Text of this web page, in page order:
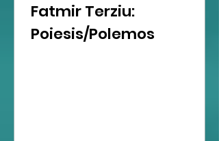
Fatmir Terziu:
Poiesis/Polemos